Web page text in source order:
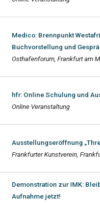
Medico: Brennpunkt
Buchvorstellung und
Osthafenforum, Frankfurt am
hfr: Online Schulung und
Online Veranstaltung
Ausstellungseröffnung
Frankfurter Kunstverein,
Demonstration zur IMK:
Aufnahme jetzt!